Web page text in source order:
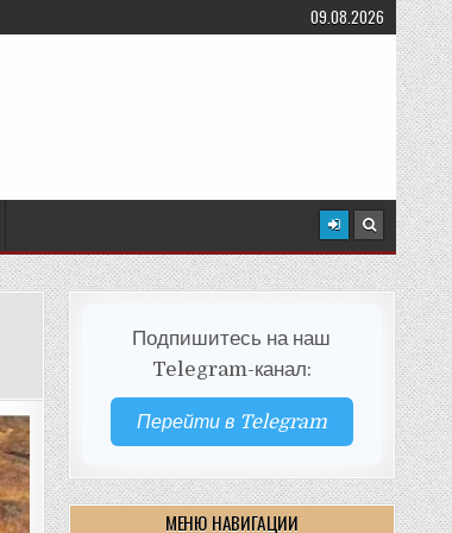
09.08.2026
Подпишитесь на наш
Telegram-канал:
Перейти в Telegram
МЕНЮ НАВИГАЦИИ